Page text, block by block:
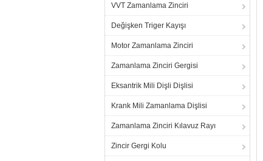
VVT Zamanlama Zinciri
Değişken Triger Kayışı
Motor Zamanlama Zinciri
Zamanlama Zinciri Gergisi
Eksantrik Mili Dişli Dişlisi
Krank Mili Zamanlama Dişlisi
Zamanlama Zinciri Kılavuz Rayı
Zincir Gergi Kolu